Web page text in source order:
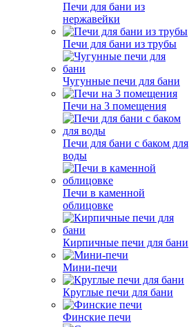
Печи для бани из
нержавейки
Печи для бани из трубы
Чугунные печи для бани
Печи на 3 помещения
Печи для бани с баком для
воды
Печи в каменной
облицовке
Кирпичные печи для бани
Мини-печи
Круглые печи для бани
Финские печи